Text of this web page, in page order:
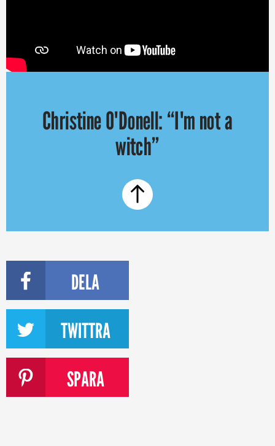
Christine O'Donell: “I'm not a
witch”
DELA
TWITTRA
SPARA